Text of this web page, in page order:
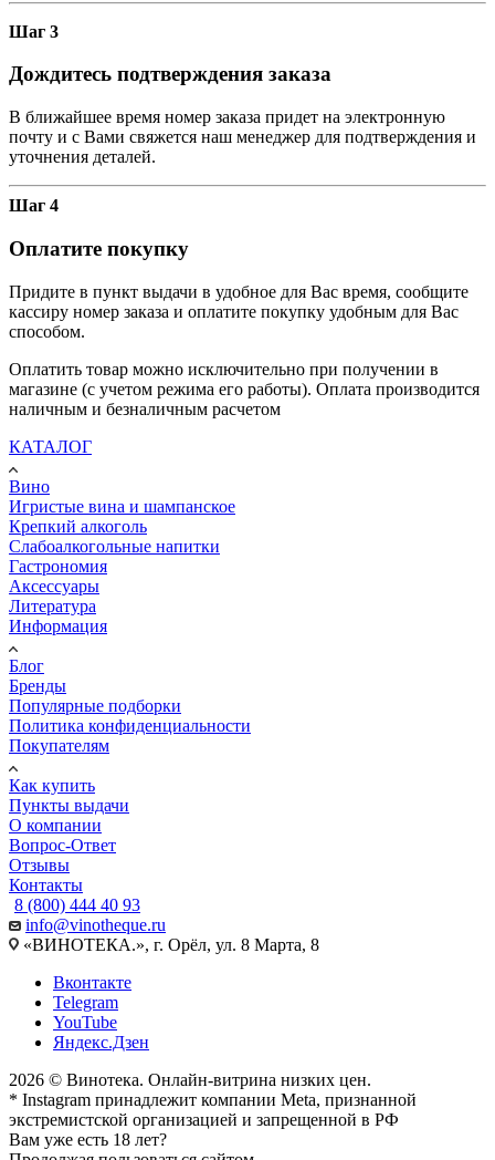
Шаг 3
Дождитесь подтверждения заказа
В ближайшее время номер заказа придет на электронную
почту и с Вами свяжется наш менеджер для подтверждения и
уточнения деталей.
Шаг 4
Оплатите покупку
Придите в пункт выдачи в удобное для Вас время, сообщите
кассиру номер заказа и оплатите покупку удобным для Вас
способом.
Оплатить товар можно исключительно при получении в
магазине (с учетом режима его работы). Оплата производится
наличным и безналичным расчетом
КАТАЛОГ
Вино
Игристые вина и шампанское
Крепкий алкоголь
Слабоалкогольные напитки
Гастрономия
Аксессуары
Литература
Информация
Блог
Бренды
Популярные подборки
Политика конфиденциальности
Покупателям
Как купить
Пункты выдачи
О компании
Вопрос-Ответ
Отзывы
Контакты
8 (800) 444 40 93
info@vinotheque.ru
«ВИНОТЕКА.», г. Орёл, ул. 8 Марта, 8
Вконтакте
Telegram
YouTube
Яндекс.Дзен
2026 © Винотека. Онлайн-витрина низких цен.
* Instagram принадлежит компании Meta, признанной
экстремистской организацией и запрещенной в РФ
Вам уже есть 18 лет?